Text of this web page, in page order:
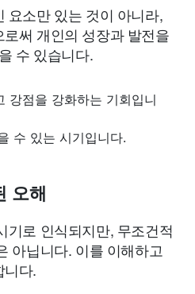
요소만 있는 것이 아니라,
써 개인의 성장과 발전을
수 있습니다.
강점을 강화하는 기회입니
수 있는 시기입니다.
오해
기로 인식되지만, 무조건적
아닙니다. 이를 이해하고
니다.